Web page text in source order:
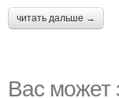
читать дальше →
Вас может